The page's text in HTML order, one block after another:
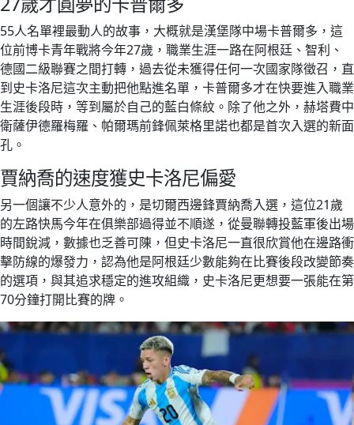
55人名單裡最動人的故事，大概就是漢堡隊中場卡普爾多，這
位前博卡青年戰將今年27歲，職業生涯一路在阿根廷、智利、
德國二級聯賽之間打轉，過去從未獲得任何一次國家隊徵召，直
到史卡洛尼這次主動把他點進名單，卡普爾多才在快要進入職業
生涯後段時，等到屬於自己的藍白條紋。除了他之外，赫塔費中
衛薩伊德羅梅羅、帕爾瑪前鋒佩萊格里諾也都是首次入選的新面
孔。
賈納喬的速度獲史卡洛尼偏愛
另一個讓不少人意外的，是切爾西邊鋒賈納喬入選，這位21歲
的左路快馬今年在俱樂部過得並不順遂，從曼聯轉投藍軍後出場
時間銳減，數據也乏善可陳，但史卡洛尼一直很欣賞他在邊路衝
擊防線的爆發力，認為他是阿根廷少數能夠在比賽後段改變節奏
的選項，與其追求穩定的進攻組織，史卡洛尼更想要一張能在第
70分鐘打開比賽的牌。